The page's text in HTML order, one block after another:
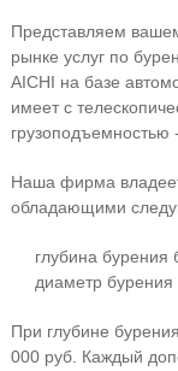
Представляем
рынке услуг по
AICHI на базе
имеет с
грузоподъемностью
Наша фирма
обладающими
глубина бурения
диаметр бурения
При глубине
000 руб. Каждый